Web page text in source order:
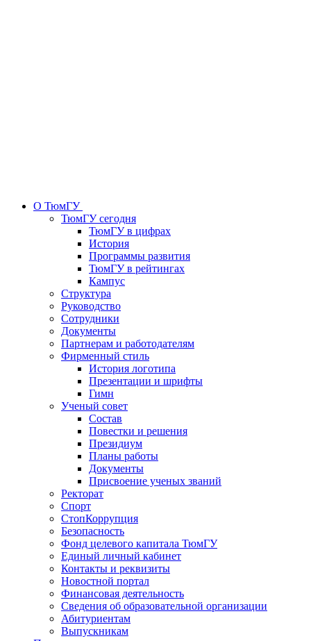
О ТюмГУ
ТюмГУ сегодня
ТюмГУ в цифрах
История
Программы развития
ТюмГУ в рейтингах
Кампус
Структура
Руководство
Сотрудники
Документы
Партнерам и работодателям
Фирменный стиль
История логотипа
Презентации и шрифты
Гимн
Ученый совет
Состав
Повестки и решения
Президиум
Планы работы
Документы
Присвоение ученых званий
Ректорат
Спорт
СтопКоррупция
Безопасность
Фонд целевого капитала ТюмГУ
Единый личный кабинет
Контакты и реквизиты
Новостной портал
Финансовая деятельность
Сведения об образовательной организации
Абитуриентам
Выпускникам